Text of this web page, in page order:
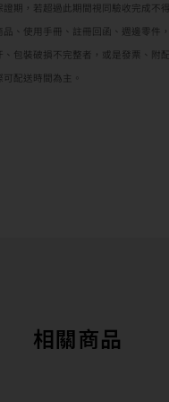
期，若超過此期間視同驗收完成不得
、使用手冊、註冊回函、週邊零件
包裝破損不完整者，或是發票、附
配送時間為主。
相關商品